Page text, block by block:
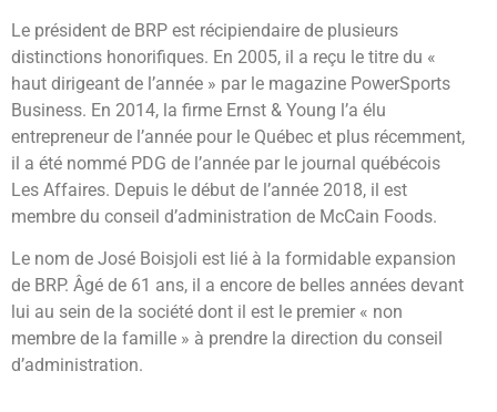
Le président de BRP est récipiendaire de plusieurs
distinctions honorifiques. En 2005, il a reçu le titre du «
haut dirigeant de l’année » par le magazine PowerSports
Business. En 2014, la firme Ernst & Young l’a élu
entrepreneur de l’année pour le Québec et plus récemment,
il a été nommé PDG de l’année par le journal québécois
Les Affaires. Depuis le début de l’année 2018, il est
membre du conseil d’administration de McCain Foods.
Le nom de José Boisjoli est lié à la formidable expansion
de BRP. Âgé de 61 ans, il a encore de belles années devant
lui au sein de la société dont il est le premier « non
membre de la famille » à prendre la direction du conseil
d’administration.